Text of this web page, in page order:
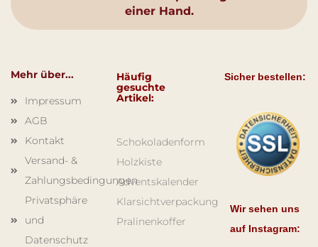
einer Hand.
Mehr über...
Impressum
AGB
Kontakt
Versand- &
Zahlungsbedingungen
Privatsphäre
und
Datenschutz
Häufig
gesuchte
Artikel:
Schokoladenform
Holzkiste
Adventskalender
Klarsichtverpackung
Pralinenkoffer
Sicher bestellen:
Wir sehen uns
auf Instagram: